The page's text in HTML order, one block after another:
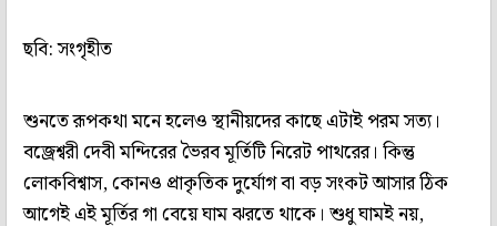
ছবি: সংগৃহীত
শুনতে রূপকথা মনে হলেও স্থানীয়দের কাছে এটাই পরম সত্য।
বজ্রেশ্বরী দেবী মন্দিরের ভৈরব মূর্তিটি নিরেট পাথরের। কিন্তু
লোকবিশ্বাস, কোনও প্রাকৃতিক দুর্যোগ বা বড় সংকট আসার ঠিক
আগেই এই মূর্তির গা বেয়ে ঘাম ঝরতে থাকে। শুধু ঘামই নয়,